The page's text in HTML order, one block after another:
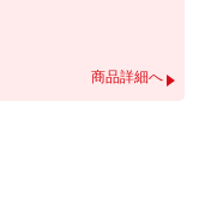
商品詳細へ